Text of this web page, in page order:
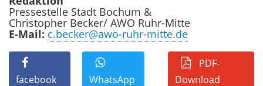
Pressestelle Stadt Bochum &
Christopher Becker/ AWO Ruhr-Mitte
E-Mail: c.becker@awo-ruhr-mitte.de
facebook WhatsApp
PDF-
Download